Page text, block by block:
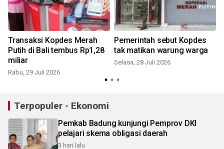
Transaksi Kopdes Merah
Putih di Bali tembus Rp1,28
miliar
Rabu, 29 Juli 2026
Pemerintah sebut Kopdes
tak matikan warung warga
Selasa, 28 Juli 2026
Terpopuler - Ekonomi
Pemkab Badung kunjungi Pemprov DKI
pelajari skema obligasi daerah
3 hari lalu